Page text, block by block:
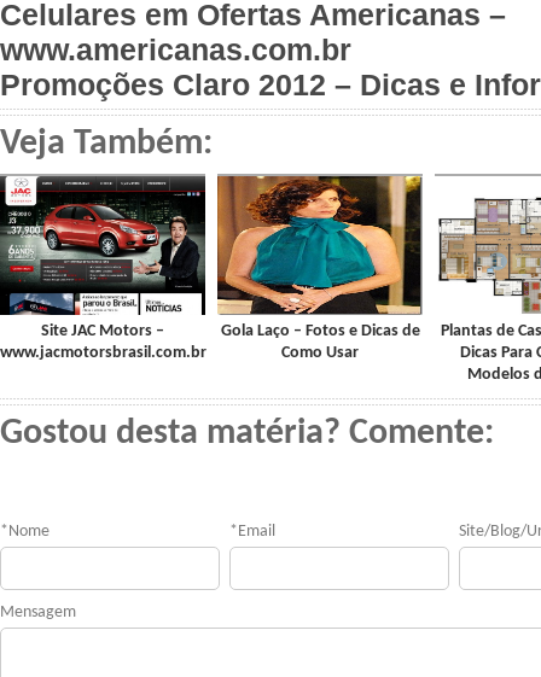
Celulares em Ofertas Americanas –
www.americanas.com.br
Promoções Claro 2012 – Dicas e
Veja Também:
Site JAC Motors –
www.jacmotorsbrasil.com.br
Gola Laço – Fotos e Dicas de
Como Usar
Plantas de
Dicas Para
Modelos
Gostou desta matéria? Comente:
* Nome * Email Site/Blog/
Mensagem